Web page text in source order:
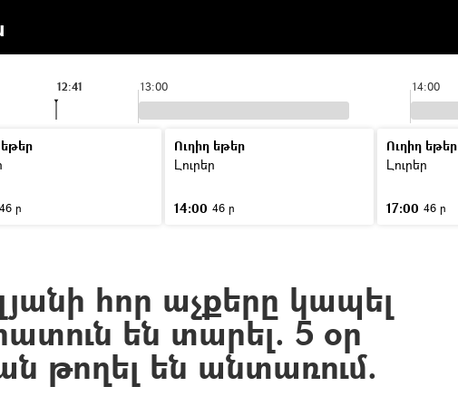
13:00 14:00
12:41
46 ր
Ուղիղ եթեր
Լուրեր
14:00 46 ր
Ուղիղ եթեր
Լուրեր
17:00 46 ր
հոր աչքերը կապել
են տարել. 5 օր
թողել են անտառում.